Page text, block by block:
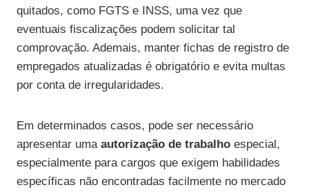
quitados, como FGTS e INSS, uma vez que
eventuais fiscalizações podem solicitar tal
comprovação. Ademais, manter fichas de registro de
empregados atualizadas é obrigatório e evita multas
por conta de irregularidades.
Em determinados casos, pode ser necessário
apresentar uma autorização de trabalho especial,
especialmente para cargos que exigem habilidades
específicas não encontradas facilmente no mercado